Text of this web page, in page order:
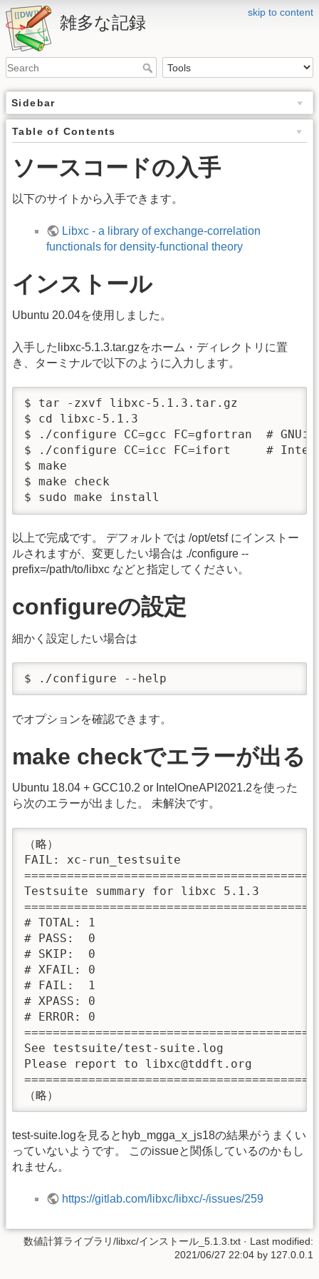
skip to content
雑多な記録
Sidebar
Table of Contents
ソースコードの入手
以下のサイトから入手できます。
Libxc - a library of exchange-correlation
functionals for density-functional theory
インストール
Ubuntu 20.04を使用しました。
入手したlibxc-5.1.3.tar.gzをホーム・ディレクトリに置
き、ターミナルで以下のように入力します。
$ tar -zxvf libxc-5.1.3.tar.gz
$ cd libxc-5.1.3
$ ./configure CC=gcc FC=gfortran  # GNUコン
$ ./configure CC=icc FC=ifort     # Intel
$ make
$ make check
$ sudo make install
以上で完成です。 デフォルトでは /opt/etsf にインストー
ルされますが、変更したい場合は ./configure --
prefix=/path/to/libxc などと指定してください。
configureの設定
細かく設定したい場合は
$ ./configure --help
でオプションを確認できます。
make checkでエラーが出る
Ubuntu 18.04 + GCC10.2 or IntelOneAPI2021.2を使った
ら次のエラーが出ました。 未解決です。
（略）
FAIL: xc-run_testsuite
Testsuite summary for libxc 5.1.3
# TOTAL: 1
# PASS:  0
# SKIP:  0
# XFAIL: 0
# FAIL:  1
# XPASS: 0
# ERROR: 0
See testsuite/test-suite.log
Please report to libxc@tddft.org
（略）
test-suite.logを見るとhyb_mgga_x_js18の結果がうまくい
っていないようです。 このissueと関係しているのかもし
れません。
https://gitlab.com/libxc/libxc/-/issues/259
数値計算ライブラリ/libxc/インストール_5.1.3.txt · Last modified:
2021/06/27 22:04 by 127.0.0.1